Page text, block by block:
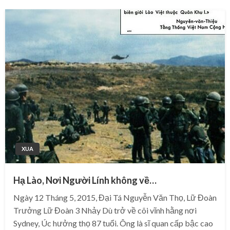
XUA
Hạ Lào, Nơi Người Lính không về…
Ngày 12 Tháng 5, 2015, Đại Tá Nguyễn Văn Thọ, Lữ Đoàn
Trưởng Lữ Đoàn 3 Nhảy Dù trở về cõi vĩnh hằng nơi
Sydney, Úc hưởng thọ 87 tuổi. Ông là sĩ quan cấp bậc cao